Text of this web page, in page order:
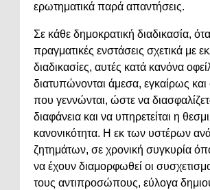
ερωτηματικά παρά απαντήσεις.
Σε κάθε δημοκρατική διαδικασία,
πραγματικές ενστάσεις σχετικά με
διαδικασίες, αυτές κατά κανόνα
διατυπώνονται άμεσα, εγκαίρως
που γεννώνται, ώστε να
διαφάνεια και να υπηρετείται η
κανονικότητα. Η εκ των υστέρων
ζητημάτων, σε χρονική συγκυρία
να έχουν διαμορφωθεί οι
τους αντιπροσώπους, εύλογα